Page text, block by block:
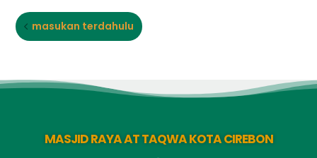
masukan terdahulu
MASJID RAYA AT TAQWA KOTA CIREBON